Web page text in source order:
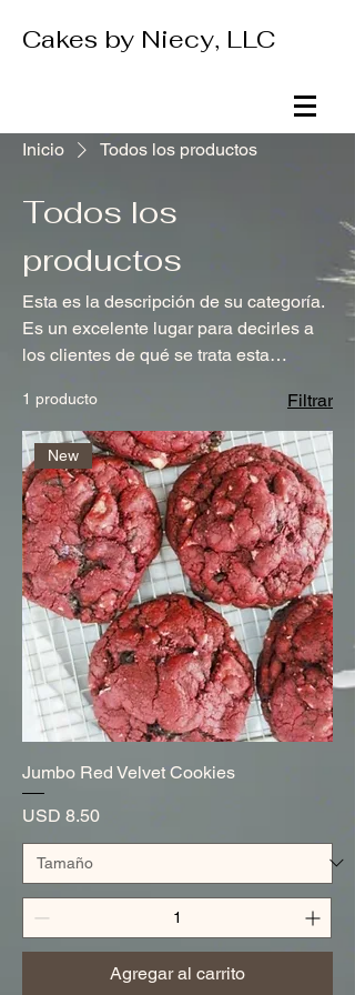
Cakes by Niecy, LLC
Inicio Todos los productos
Todos los
productos
Esta es la descripción de su categoría.
Es un excelente lugar para decirles a
los clientes de qué se trata esta
y llamar la atención sobre sus
productos.
1 producto Filtrar
New
Jumbo Red Velvet Cookies
Precio
USD 8.50
Agregar al carrito